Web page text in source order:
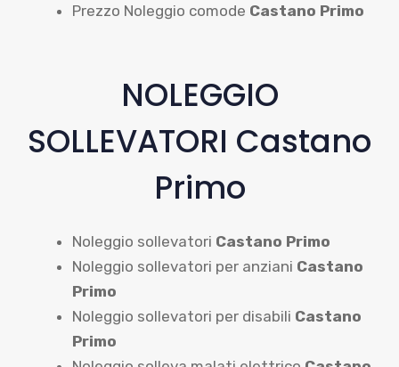
Prezzo Noleggio comode Castano Primo
NOLEGGIO
SOLLEVATORI Castano
Primo
Noleggio sollevatori Castano Primo
Noleggio sollevatori per anziani Castano
Primo
Noleggio sollevatori per disabili Castano
Primo